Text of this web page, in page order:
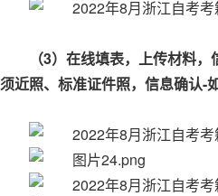
（3）在线填表，上传材料
须近照、标准证件照，信息确认-